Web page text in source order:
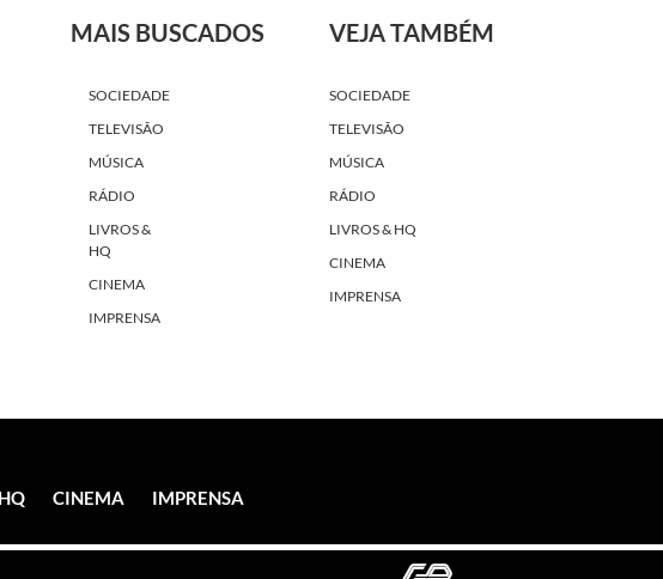
MAIS BUSCADOS
SOCIEDADE
TELEVISÃO
MÚSICA
RÁDIO
LIVROS &
HQ
CINEMA
IMPRENSA
VEJA TAMBÉM
SOCIEDADE
TELEVISÃO
MÚSICA
RÁDIO
LIVROS & HQ
CINEMA
IMPRENSA
CINEMA IMPRENSA